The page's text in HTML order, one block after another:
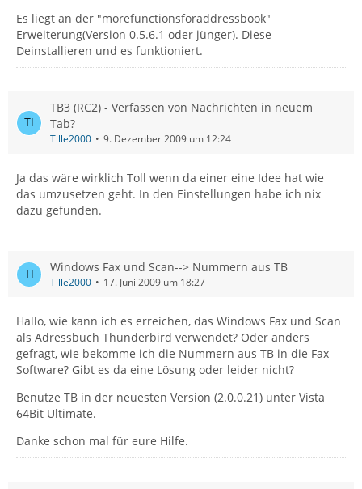
Es liegt an der "morefunctionsforaddressbook"
Erweiterung(Version 0.5.6.1 oder jünger). Diese
Deinstallieren und es funktioniert.
TB3 (RC2) - Verfassen von Nachrichten in neuem
Tab?
Tille2000 9. Dezember 2009 um 12:24
Ja das wäre wirklich Toll wenn da einer eine Idee hat wie
das umzusetzen geht. In den Einstellungen habe ich nix
dazu gefunden.
Windows Fax und Scan--> Nummern aus TB
Tille2000 17. Juni 2009 um 18:27
Hallo, wie kann ich es erreichen, das Windows Fax und Scan
als Adressbuch Thunderbird verwendet? Oder anders
gefragt, wie bekomme ich die Nummern aus TB in die Fax
Software? Gibt es da eine Lösung oder leider nicht?
Benutze TB in der neuesten Version (2.0.0.21) unter Vista
64Bit Ultimate.
Danke schon mal für eure Hilfe.